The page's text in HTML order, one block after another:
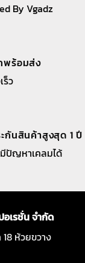
By Vgadz
พร้อมส่ง
ร็ว
กันสินค้าสูงสุด 1 ปี
ปัญหาเคลมได้
เรชั่น จำกัด
ห้วยขวาง